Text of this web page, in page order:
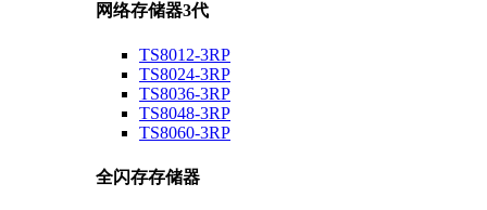
网络存储器3代
TS8012-3RP
TS8024-3RP
TS8036-3RP
TS8048-3RP
TS8060-3RP
全闪存存储器